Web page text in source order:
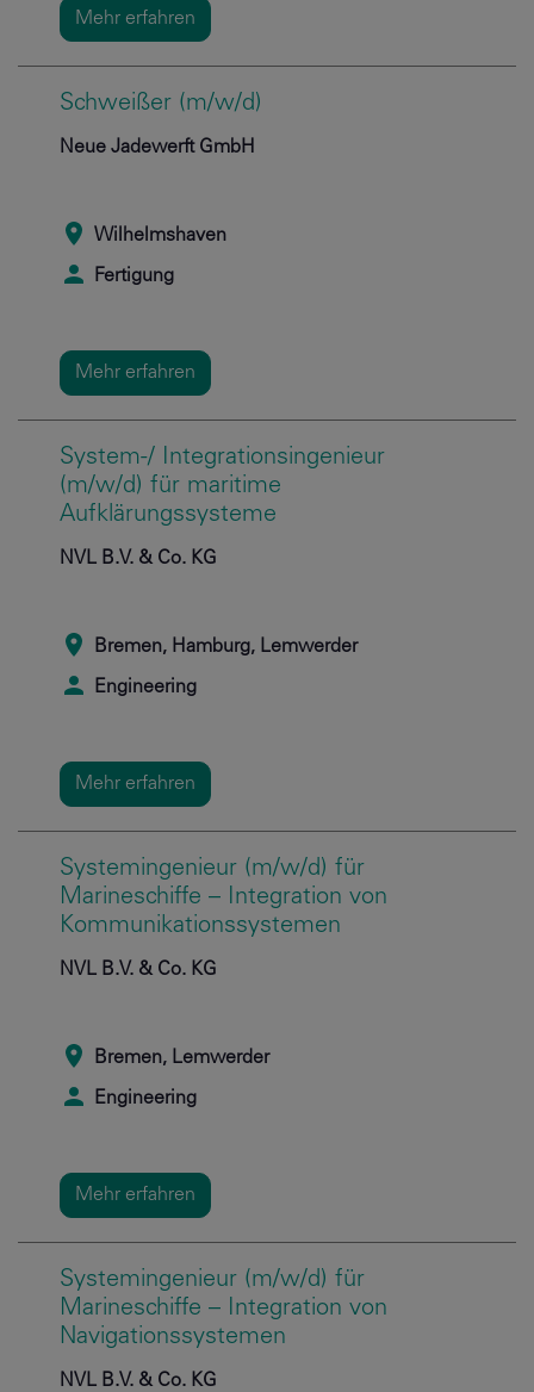
Mehr erfahren
Schweißer (m/w/d)
Neue Jadewerft GmbH
Wilhelmshaven
Fertigung
Mehr erfahren
System-/ Integrationsingenieur
(m/w/d) für maritime
Aufklärungssysteme
NVL B.V. & Co. KG
Bremen, Hamburg, Lemwerder
Engineering
Mehr erfahren
Systemingenieur (m/w/d) für
Marineschiffe – Integration von
Kommunikationssystemen
NVL B.V. & Co. KG
Bremen, Lemwerder
Engineering
Mehr erfahren
Systemingenieur (m/w/d) für
Marineschiffe – Integration von
Navigationssystemen
NVL B.V. & Co. KG